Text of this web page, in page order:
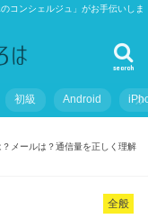
コンシェルジュ」がお手伝いしま
search
初級 Android
メールは？通信量を正しく理解
全般